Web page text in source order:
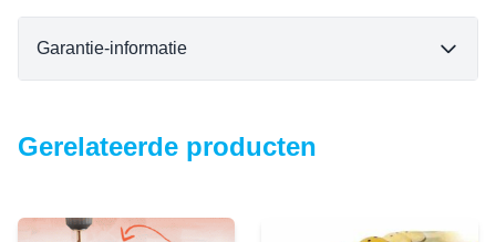
Garantie-informatie
Gerelateerde producten